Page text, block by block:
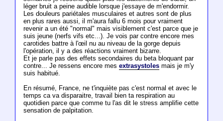
léger bruit a peine audible lorsque j'essaye de m'endormir.
Les douleurs pariétales musculaires et autres sont de plus
en plus rares aussi, il m'aura fallu 6 mois pour vraiment
revenir a un été "normal" mais visiblement c'est parce que je
suis jeune (nerfs vifs etc...). Je vois par contre encore mes
carotides battre à l'œil nu au niveau de la gorge depuis
l'opération, il y a des réactions vraiment bizarre.
Et je parle pas des effets secondaires du beta bloquant par
contre... Je ressens encore mes extrasystolesmais je m'y
suis habitué.
En résumé, France, ne t'inquiète pas c'est normal et avec le
temps ca va disparaitre, travail bien ta respiration au
quotidien parce que comme tu l'as dit le stress amplifie cette
sensation de palpitation.